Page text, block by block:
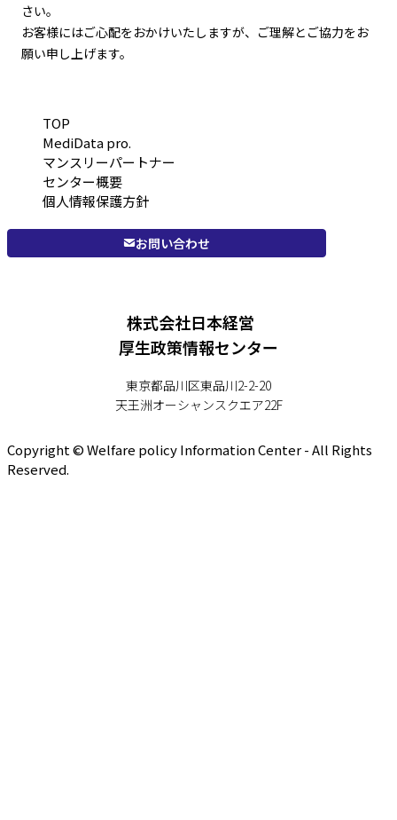
さい。
お客様にはご心配をおかけいたしますが、ご理解とご協力をお
願い申し上げます。
TOP
MediData pro.
マンスリーパートナー
センター概要
個人情報保護方針
お問い合わせ
株式会社日本経営
厚生政策情報センター
東京都品川区東品川2-2-20
天王洲オーシャンスクエア22F
Copyright © Welfare policy Information Center - All Rights
Reserved.